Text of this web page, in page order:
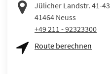
Jülicher Landstr. 41-43
41464 Neuss
+49 211 - 92323300
Route berechnen